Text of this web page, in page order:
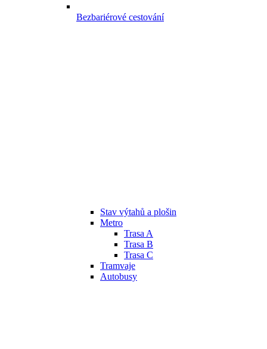
Bezbariérové cestování
Stav výtahů a plošin
Metro
Trasa A
Trasa B
Trasa C
Tramvaje
Autobusy